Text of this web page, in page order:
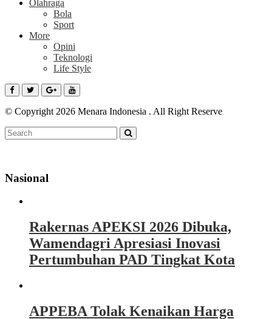
Olahraga
Bola
Sport
More
Opini
Teknologi
Life Style
© Copyright 2026 Menara Indonesia . All Right Reserve
Nasional
Rakernas APEKSI 2026 Dibuka,
Wamendagri Apresiasi Inovasi
Pertumbuhan PAD Tingkat Kota
APPEBA Tolak Kenaikan Harga